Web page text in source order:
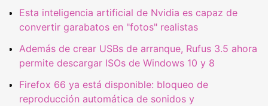
Esta inteligencia artificial de Nvidia es capaz de
convertir garabatos en "fotos" realistas
Además de crear USBs de arranque, Rufus 3.5 ahora
permite descargar ISOs de Windows 10 y 8
Firefox 66 ya está disponible: bloqueo de
reproducción automática de sonidos y